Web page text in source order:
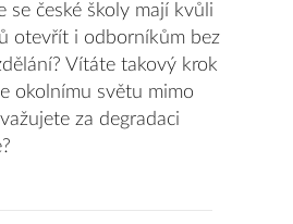
se české školy mají kvůli
otevřít i odborníkům bez
Vítáte takový krok
okolnímu světu mimo
za degradaci